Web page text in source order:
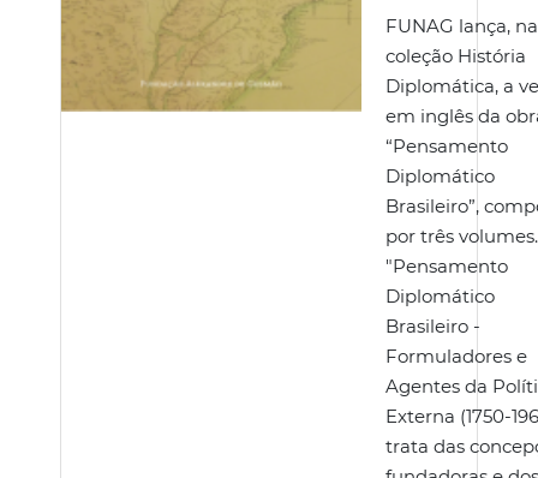
FUNAG lança, na
coleção História
Diplomática, a
em inglês da
“Pensamento
Diplomático
Brasileiro”,
por três
"Pensamento
Diplomático
Brasileiro -
Formuladores e
Agentes da
Externa (1750-
trata das